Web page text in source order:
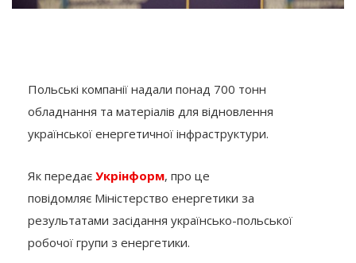
Польські компанії надали понад 700 тонн
обладнання та матеріалів для відновлення
української енергетичної інфраструктури.
Як передає Укрінформ, про це
повідомляє Міністерство енергетики за
результатами засідання українсько-польської
робочої групи з енергетики.